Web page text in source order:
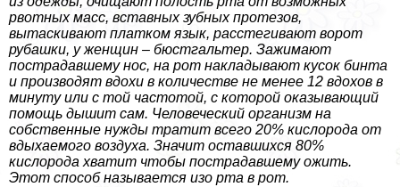
рвотных масс, вставных зубных протезов,
вытаскивают платком язык, расстегивают ворот
рубашки, у женщин – бюcтгальтер. Зажимают
пострадавшему нос, на рот накладывают кусок бинта
и производят вдохи в количестве не менее 12 вдохов в
минуту или с той частотой, с которой оказывающий
помощь дышит сам. Человеческий организм на
собственные нужды тратит всего 20% кислорода от
вдыхаемого воздуха. Значит оставшихся 80%
кислорода хватит чтобы пострадавшему ожить.
Этот способ называется изо рта в рот.